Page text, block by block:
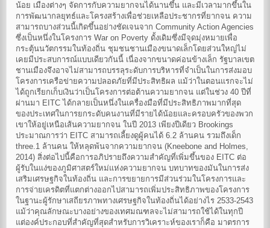
น้อย เมืองต่างๆ จัดการกับความยากจนได้นานขึ้น และมีเวลามากขึ้นใน
การพัฒนากลยุทธ์และโครงสร้างเพื่อช่วยเหลือประชากรที่ยากจน ความ
สามารถบางส่วนนี้เกิดขึ้นอย่างชัดเจนจาก Community Action Agencies
ซึ่งเป็นหนึ่งในโครงการ War on Poverty ดั้งเดิมซึ่งมีจุดมุ่งหมายเพื่อ
กระตุ้นนวัตกรรมในท้องถิ่น ชุมชนชานเมืองขนาดเล็กโดยส่วนใหญ่ไม่
เคยมีประสบการณ์แบบเดียวกันนี้ เนื่องจากขนาดค่อนข้างเล็ก รัฐบาลเขต
ชานเมืองจึงอาจไม่สามารถบรรลุระดับการบริหารที่จำเป็นในการส่งมอบ
โครงการเครือข่ายความปลอดภัยที่มีประสิทธิผล แม้ว่าในตอนแรกจะไม่
ได้ถูกเรียกเก็บเงินว่าเป็นโครงการต่อต้านความยากจน แต่ในช่วง 40 ปีที่
ผ่านมา EITC ได้กลายเป็นหนึ่งในเครื่องมือที่มีประสิทธิภาพมากที่สุด
ของประเทศในการยกระดับคนงานที่มีรายได้น้อยและครอบครัวของพวก
เขาให้อยู่เหนือเส้นความยากจน ในปี 2013 เพียงปีเดียว Brookings
ประมาณการว่า EITC สามารถเลี้ยงดูผู้คนได้ 6.2 ล้านคน รวมถึงเด็ก
three.1 ล้านคน ให้หลุดพ้นจากความยากจน (Kneebone and Holmes,
2014) สิ่งต่อไปนี้คือการอภิปรายถึงความสำคัญที่เพิ่มขึ้นของ EITC ต่อ
ผู้รับในแง่ของภูมิศาสตร์ใหม่แห่งความยากจน บทบาทของมันในการส่ง
เสริมเศรษฐกิจในท้องถิ่น และการขยายการมีส่วนร่วมในโครงการและ
การจ่ายเครดิตที่แตกต่างออกไปสามารถเพิ่มประสิทธิภาพของโครงการ
ในฐานะผู้รักษาเสถียรภาพทางเศรษฐกิจในท้องถิ่นได้อย่างไร 2533-2543
แม้ว่าคุณลักษณะบางอย่างของเทศมณฑลจะไม่สามารถใช้ได้ในทุกปี
แต่องค์ประกอบที่สำคัญที่สุดสำหรับการวิเคราะห์ของเราก็คือ มาตรการ